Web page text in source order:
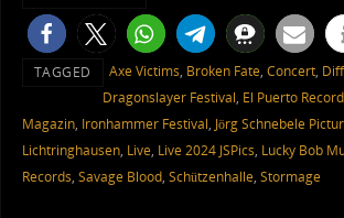
TAGGED Axe Victims, Broken Fate, Concert,
Dragonslayer Festival, El Puerto
Magazin, Ironhammer Festival, Jörg Schnebele
Lichtringhausen, Live, Live 2024 JSPics, Lucky Bob
Records, Savage Blood, Schützenhalle, Stormage